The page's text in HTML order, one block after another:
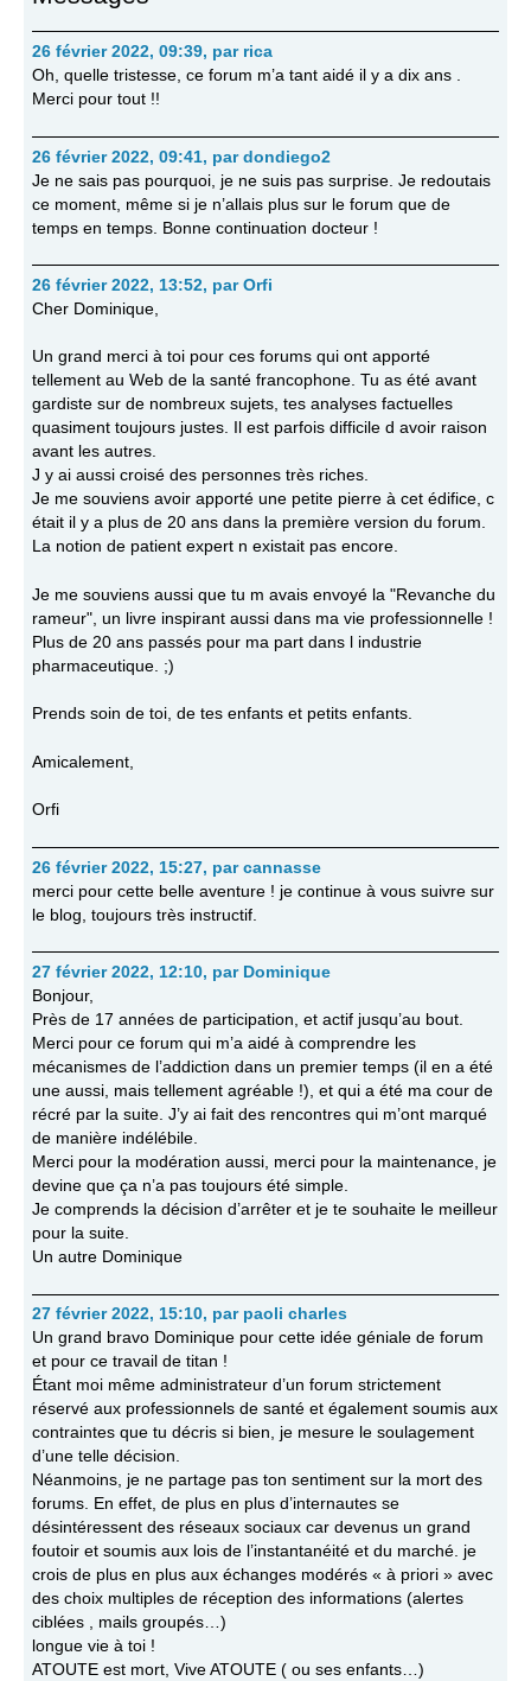
26 février 2022, 09:39, par rica
Oh, quelle tristesse, ce forum m’a tant aidé il y a dix ans .
Merci pour tout !!
26 février 2022, 09:41, par dondiego2
Je ne sais pas pourquoi, je ne suis pas surprise. Je redoutais
ce moment, même si je n’allais plus sur le forum que de
temps en temps. Bonne continuation docteur !
26 février 2022, 13:52, par Orfi
Cher Dominique,
Un grand merci à toi pour ces forums qui ont apporté
tellement au Web de la santé francophone. Tu as été avant
gardiste sur de nombreux sujets, tes analyses factuelles
quasiment toujours justes. Il est parfois difficile d avoir raison
avant les autres.
J y ai aussi croisé des personnes très riches.
Je me souviens avoir apporté une petite pierre à cet édifice, c
était il y a plus de 20 ans dans la première version du forum.
La notion de patient expert n existait pas encore.
Je me souviens aussi que tu m avais envoyé la "Revanche du
rameur", un livre inspirant aussi dans ma vie professionnelle !
Plus de 20 ans passés pour ma part dans l industrie
pharmaceutique. ;)
Prends soin de toi, de tes enfants et petits enfants.
Amicalement,
Orfi
26 février 2022, 15:27, par cannasse
merci pour cette belle aventure ! je continue à vous suivre sur
le blog, toujours très instructif.
27 février 2022, 12:10, par Dominique
Bonjour,
Près de 17 années de participation, et actif jusqu’au bout.
Merci pour ce forum qui m’a aidé à comprendre les
mécanismes de l’addiction dans un premier temps (il en a été
une aussi, mais tellement agréable !), et qui a été ma cour de
récré par la suite. J’y ai fait des rencontres qui m’ont marqué
de manière indélébile.
Merci pour la modération aussi, merci pour la maintenance, je
devine que ça n’a pas toujours été simple.
Je comprends la décision d’arrêter et je te souhaite le meilleur
pour la suite.
Un autre Dominique
27 février 2022, 15:10, par paoli charles
Un grand bravo Dominique pour cette idée géniale de forum
et pour ce travail de titan !
Étant moi même administrateur d’un forum strictement
réservé aux professionnels de santé et également soumis aux
contraintes que tu décris si bien, je mesure le soulagement
d’une telle décision.
Néanmoins, je ne partage pas ton sentiment sur la mort des
forums. En effet, de plus en plus d’internautes se
désintéressent des réseaux sociaux car devenus un grand
foutoir et soumis aux lois de l’instantanéité et du marché. je
crois de plus en plus aux échanges modérés « à priori » avec
des choix multiples de réception des informations (alertes
ciblées , mails groupés…)
longue vie à toi !
ATOUTE est mort, Vive ATOUTE ( ou ses enfants…)